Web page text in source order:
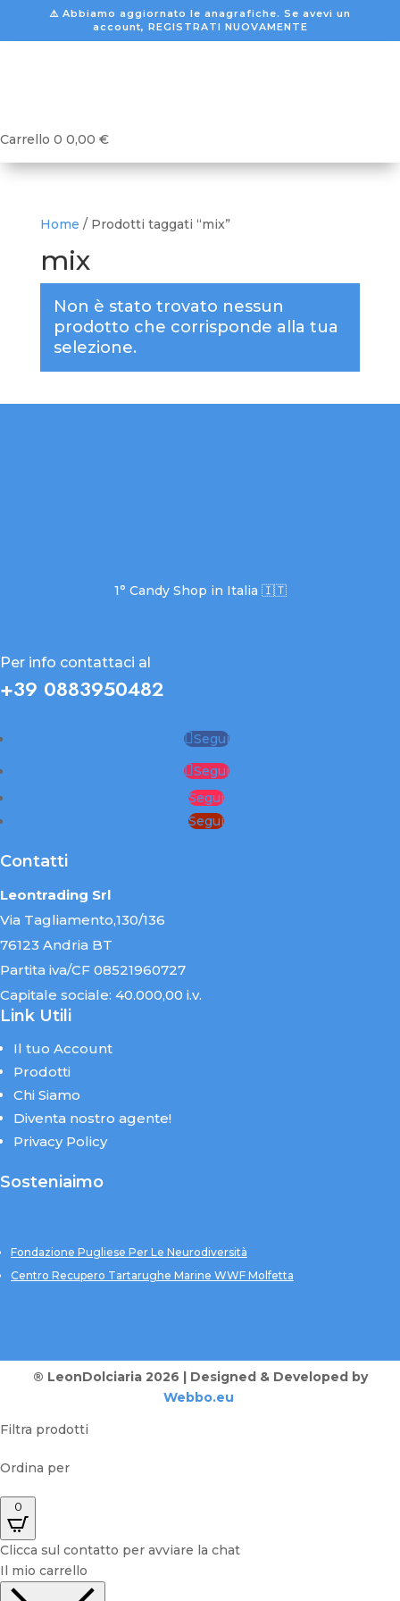
⚠️ Abbiamo aggiornato le anagrafiche. Se avevi un
account, REGISTRATI NUOVAMENTE
Carrello 0 0,00 €
Home / Prodotti taggati “mix”
mix
Non è stato trovato nessun
prodotto che corrisponde alla tua
selezione.
1° Candy Shop in Italia 🇮🇹
Per info contattaci al
+39 0883950482
Segui
Segui
Segui
Segui
Contatti
Leontrading Srl
Via Tagliamento,130/136
76123 Andria BT
Partita iva/CF 08521960727
Capitale sociale: 40.000,00 i.v.
Link Utili
Il tuo Account
Prodotti
Chi Siamo
Diventa nostro agente!
Privacy Policy
Sosteniaimo
Fondazione Pugliese Per Le Neurodiversità
Centro Recupero Tartarughe Marine WWF Molfetta
® LeonDolciaria 2026 | Designed & Developed by
Webbo.eu
Filtra prodotti
Ordina per
0
Clicca sul contatto per avviare la chat
Il mio carrello